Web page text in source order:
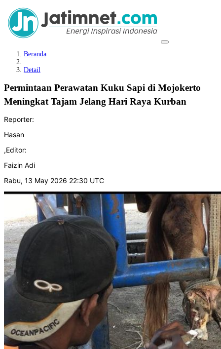
Beranda
Detail
Permintaan Perawatan Kuku Sapi di Mojokerto
Meningkat Tajam Jelang Hari Raya Kurban
Reporter:
Hasan
,Editor:
Faizin Adi
Rabu, 13 May 2026 22:30 UTC